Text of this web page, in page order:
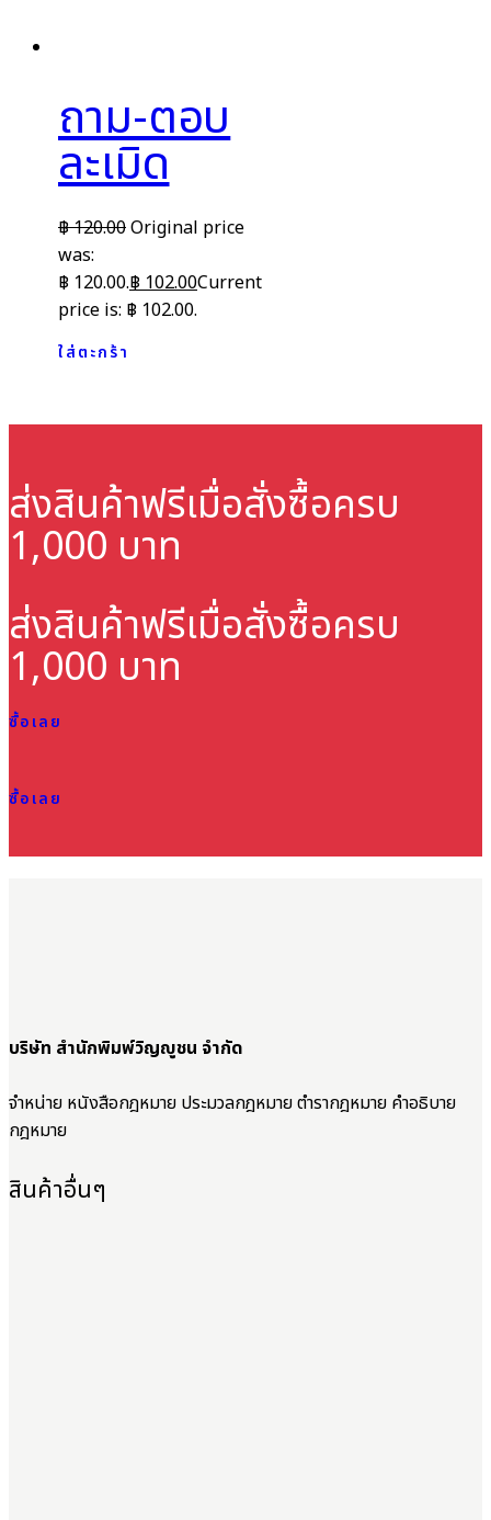
ถาม-ตอบ
ละเมิด
฿120.00Original price
was:
฿ 120.00.฿102.00Current
price is: ฿ 102.00.
ใส่ตะกร้า
ส่งสินค้าฟรีเมื่อสั่งซื้อครบ
1,000 บาท
ส่งสินค้าฟรีเมื่อสั่งซื้อครบ
1,000 บาท
ซื้อเลย
ซื้อเลย
บริษัท สำนักพิมพ์วิญญูชน จำกัด
จำหน่าย หนังสือกฎหมาย ประมวลกฎหมาย ตำรากฎหมาย คำอธิบาย
กฎหมาย
สินค้าอื่นๆ